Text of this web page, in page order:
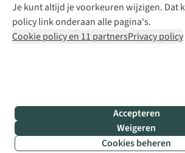
Je kunt altijd je voorkeuren wijzigen. Dat
policy link onderaan alle pagina's.
Cookie policy en 11 partnersPrivacy policy
Accepteren
Weigeren
Cookies beheren